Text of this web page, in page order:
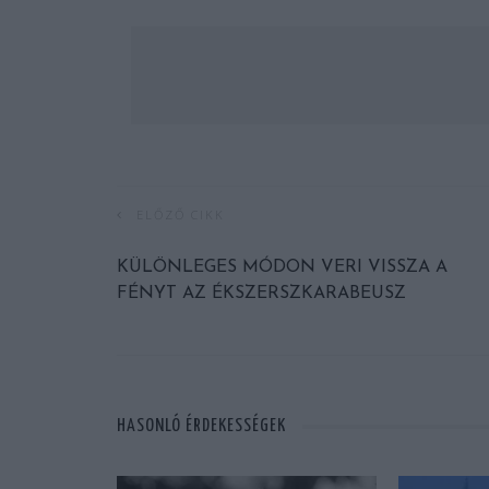
KÜLÖNLEGES MÓDON VERI VISSZA A
FÉNYT AZ ÉKSZERSZKARABEUSZ
HASONLÓ ÉRDEKESSÉGEK